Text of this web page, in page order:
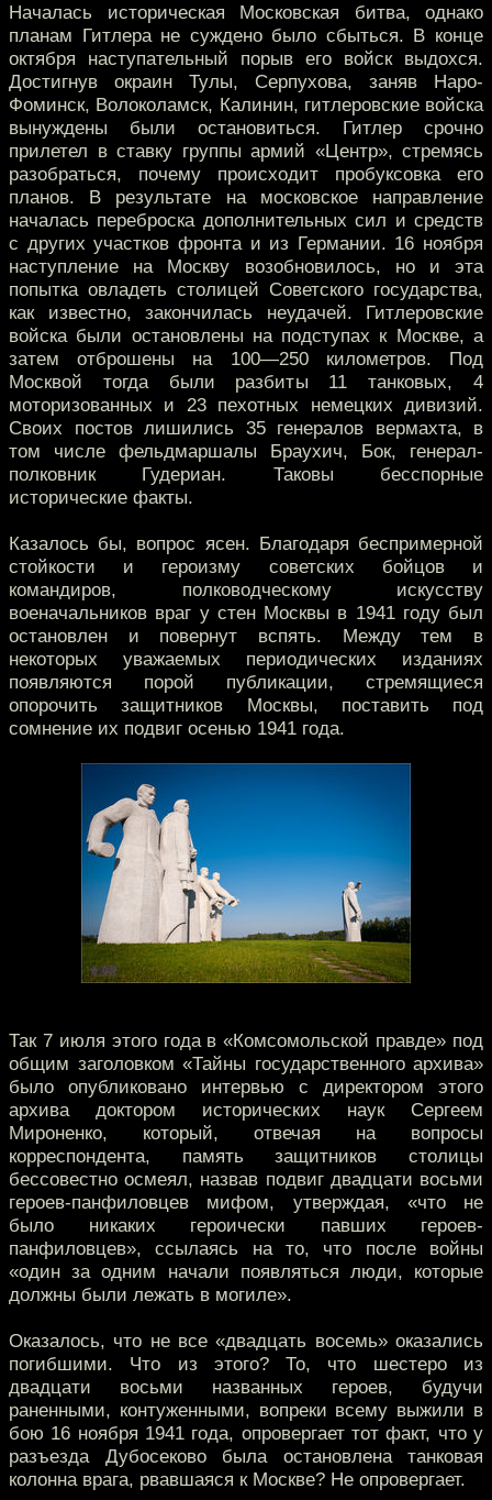
Началась историческая Московская битва, однако
планам Гитлера не суждено было сбыться. В конце
октября наступательный порыв его войск выдохся.
Достигнув окраин Тулы, Серпухова, заняв Наро-
Фоминск, Волоколамск, Калинин, гитлеровские войска
вынуждены были остановиться. Гитлер срочно
прилетел в ставку группы армий «Центр», стремясь
разобраться, почему происходит пробуксовка его
планов. В результате на московское направление
началась переброска дополнительных сил и средств
с других участков фронта и из Германии. 16 ноября
наступление на Москву возобновилось, но и эта
попытка овладеть столицей Советского государства,
как известно, закончилась неудачей. Гитлеровские
войска были остановлены на подступах к Москве, а
затем отброшены на 100—250 километров. Под
Москвой тогда были разбиты 11 танковых, 4
моторизованных и 23 пехотных немецких дивизий.
Своих постов лишились 35 генералов вермахта, в
том числе фельдмаршалы Браухич, Бок, генерал-
полковник Гудериан. Таковы бесспорные
исторические факты.
Казалось бы, вопрос ясен. Благодаря беспримерной
стойкости и героизму советских бойцов и
командиров, полководческому искусству
военачальников враг у стен Москвы в 1941 году был
остановлен и повернут вспять. Между тем в
некоторых уважаемых периодических изданиях
появляются порой публикации, стремящиеся
опорочить защитников Москвы, поставить под
сомнение их подвиг осенью 1941 года.
Так 7 июля этого года в «Комсомольской правде» под
общим заголовком «Тайны государственного архива»
было опубликовано интервью с директором этого
архива доктором исторических наук Сергеем
Мироненко, который, отвечая на вопросы
корреспондента, память защитников столицы
бессовестно осмеял, назвав подвиг двадцати восьми
героев-панфиловцев мифом, утверждая, «что не
было никаких героически павших героев-
панфиловцев», ссылаясь на то, что после войны
«один за одним начали появляться люди, которые
должны были лежать в могиле».
Оказалось, что не все «двадцать восемь» оказались
погибшими. Что из этого? То, что шестеро из
двадцати восьми названных героев, будучи
раненными, контуженными, вопреки всему выжили в
бою 16 ноября 1941 года, опровергает тот факт, что у
разъезда Дубосеково была остановлена танковая
колонна врага, рвавшаяся к Москве? Не опровергает.